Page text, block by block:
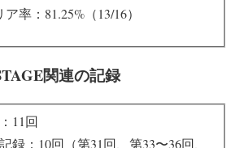
率：81.25%（13/16）
関連の記録
11回
録：10回（第31回、第33〜36回、